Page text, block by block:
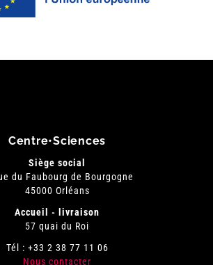
Centre•Sciences
Siège social
du Faubourg de Bourgogne
45000 Orléans
Accueil - livraison
57 quai du Roi
Tél : +33 2 38 77 11 06
Nous contacter